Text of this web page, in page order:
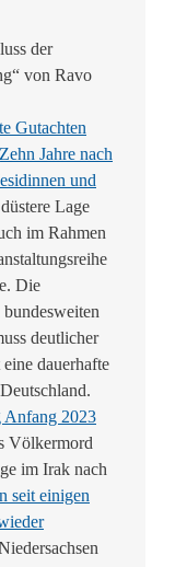
der
von Ravo
Gutachten
Jahre nach
und
Lage
im Rahmen
Die
deutlicher
dauerhafte
Anfang 2023
Völkermord
im Irak nach
seit einigen